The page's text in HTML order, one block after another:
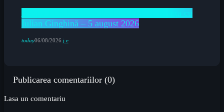
Happy Lunch Mix la Radio CFM Constanța cu
Iulian Ginghină – 5 august 2026
today06/08/2026
Publicarea comentariilor (0)
Lasa un comentariu